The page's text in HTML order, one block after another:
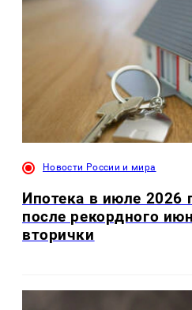
Новости России и мира
Ипотека в июле 2026
после рекордного
вторички